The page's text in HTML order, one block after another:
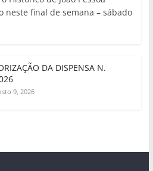
neste final de semana – sábado
DA DISPENSA N.
9, 2026